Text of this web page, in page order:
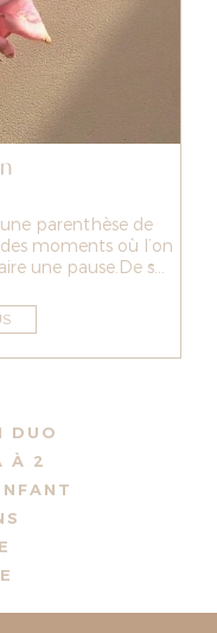
parenthèse de
moments où l’on
une pause.De s̵...
DUO
À 2